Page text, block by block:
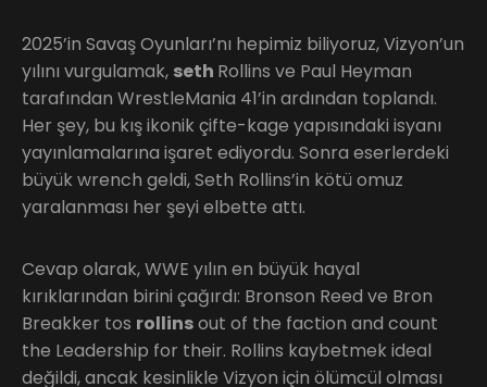
2025’in Savaş Oyunları’nı hepimiz biliyoruz, Vizyon’un
yılını vurgulamak, seth Rollins ve Paul Heyman
tarafından WrestleMania 41’in ardından toplandı.
Her şey, bu kış ikonik çifte-kage yapısındaki isyanı
yayınlamalarına işaret ediyordu. Sonra eserlerdeki
büyük wrench geldi, Seth Rollins’in kötü omuz
yaralanması her şeyi elbette attı.
Cevap olarak, WWE yılın en büyük hayal
kırıklarından birini çağırdı: Bronson Reed ve Bron
Breakker tos rollinsout of the faction and count
the Leadership for their. Rollins kaybetmek ideal
değildi, ancak kesinlikle Vizyon için ölümcül olması